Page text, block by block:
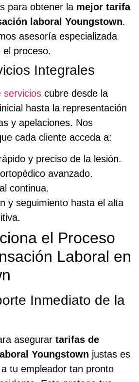
para obtener la mejor tarifa
laboral Youngstown.
asesoría especializada
proceso.
Integrales
servicios cubre desde la
hasta la representación
y apelaciones. Nos
cada cliente acceda a:
y preciso de la lesión.
avanzado.
continua.
y seguimiento hasta el alta
el Proceso
Laboral en
Inmediato de la
asegurar tarifas de
Youngstown justas es
tu empleador tan pronto